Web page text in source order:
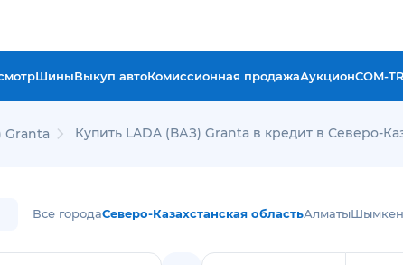
ШиныВыкуп автоКомиссионная продажаАукционCOM-
Granta Купить LADA (ВАЗ) Granta в кредит в Северо-
Все городаСеверо-Казахстанская областьАлматы